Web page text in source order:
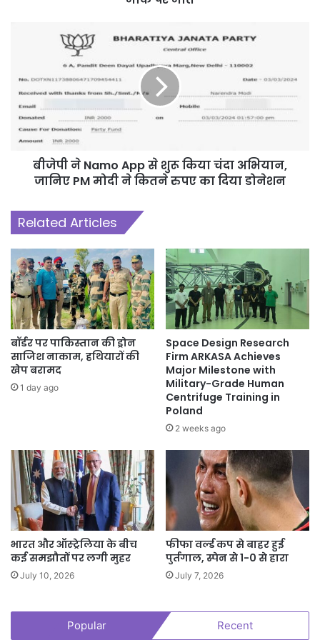
बीजेपी ने Namo App से शुरू किया चंदा अभियान,
जानिए PM मोदी ने कितने रुपए का दिया डोनेशन
Related Articles
बॉर्डर पर पाकिस्तान की ड्रोन
साजिश नाकाम, हथियारों की
खेप बरामद
1 day ago
Space Design Research
Firm ARKASA Achieves
Major Milestone with
Military-Grade Human
Centrifuge Training in
Poland
2 weeks ago
भारत और ऑस्ट्रेलिया के बीच
कई समझौतों पर लगी मुहर
July 10, 2026
फीफा वर्ल्ड कप से बाहर हुई
पुर्तगाल, स्पेन से 1-0 से हारा
July 7, 2026
Popular Recent